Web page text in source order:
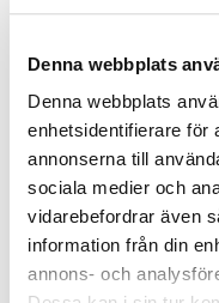
Denna webbplats
Denna webbplats
enhetsidentifierare för
annonserna till
sociala medier och
vidarebefordrar även
information från din
annons- och
”Det är helt okej att
din kropp – det är klart
För Petra handlar det
resultat – utan att
inspirerande och